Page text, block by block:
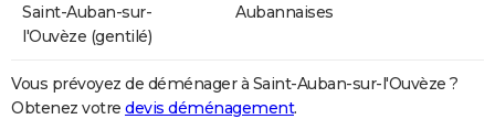
Saint-Auban-sur-
l'Ouvèze (gentilé)
Aubannaises
Vous prévoyez de déménager à Saint-Auban-sur-l'Ouvèze ?
Obtenez votre devis déménagement.